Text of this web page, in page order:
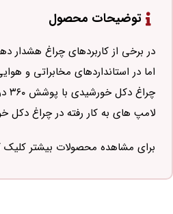
توضیحات محصول
در برخی از کاربردهای چراغ هشدار دهنده
اما در استانداردهای مخابراتی و هوایی جهت
چراغ دکل خورشیدی با پوشش ۳۶۰ درجه عموماً در رنگ قرمز و به شکل چشمک زن یا فلشر طراحی می‌شود.
لامپ های به کار رفته در چراغ دکل
برای مشاهده محصولات بیشتر کلیک